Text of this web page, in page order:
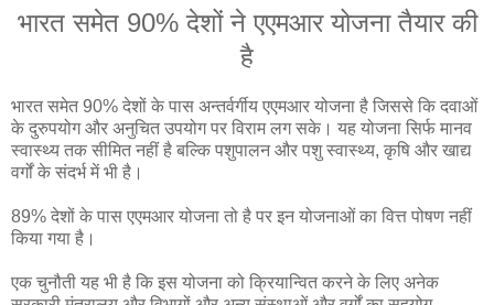
भारत समेत 90% देशों ने एएमआर योजना तैयार की
है
भारत समेत 90% देशों के पास अन्तर्वर्गीय एएमआर योजना है जिससे कि दवाओं
के दुरुपयोग और अनुचित उपयोग पर विराम लग सके। यह योजना सिर्फ मानव
स्वास्थ्य तक सीमित नहीं है बल्कि पशुपालन और पशु स्वास्थ्य, कृषि और खाद्य
वर्गों के संदर्भ में भी है।
89% देशों के पास एएमआर योजना तो है पर इन योजनाओं का वित्त पोषण नहीं
किया गया है।
एक चुनौती यह भी है कि इस योजना को क्रियान्वित करने के लिए अनेक